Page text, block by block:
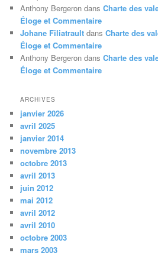
Anthony Bergeron dansCharte des
Éloge et Commentaire
Johane Filiatrault dansCharte des
Éloge et Commentaire
Anthony Bergeron dansCharte des
Éloge et Commentaire
ARCHIVES
janvier 2026
avril 2025
janvier 2014
novembre 2013
octobre 2013
avril 2013
juin 2012
mai 2012
avril 2012
avril 2010
octobre 2003
mars 2003